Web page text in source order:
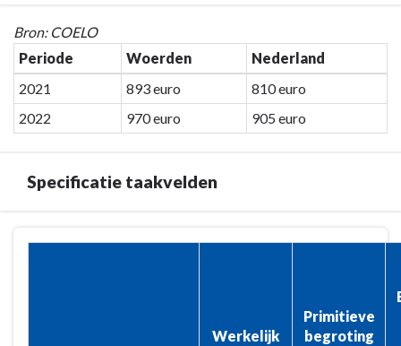
eenpersoonshuishouden
Terug
naar
navigatie
Programma
inkomsten
woonlasten
Bron: COELO
Periode
Woerden
Nederland
2021
893 euro
810 euro
2022
970 euro 905 euro
Specificatie taakvelden
Werkelijk
Primitieve
begroting